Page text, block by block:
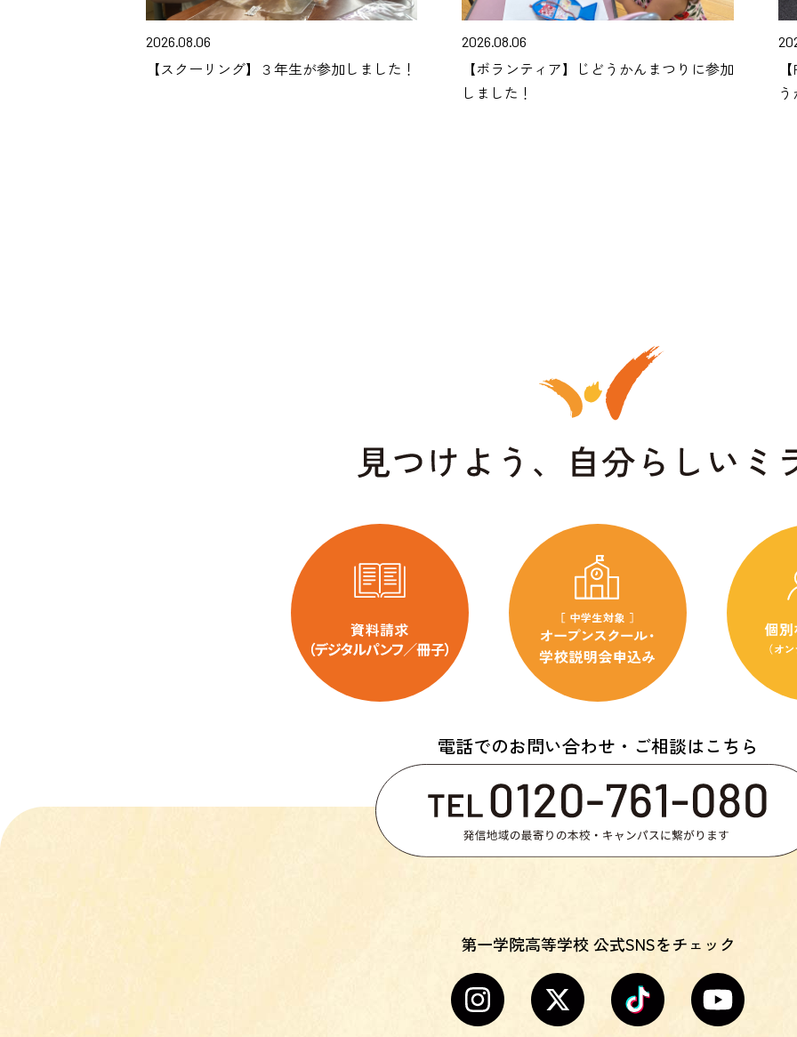
2026.08.06
【スクーリング】３年生が参加しました！
2026.08.06
【ボランティア】じどうかんまつりに参加
しました！
電話でのお問い合わせ・ご相談はこちら
第一学院高等学校 公式SNSをチェック